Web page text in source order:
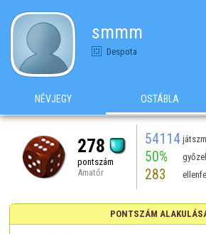
smmm
Despota
NÉVJEGY OSTÁBLA
278
pontszám
Amatőr
54114
50%
283
PONTSZÁM